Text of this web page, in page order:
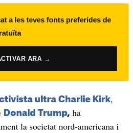
a les teves fonts preferides de
ARA →
ultra Charlie Kirk,
Donald Trump, ha
la societat nord-americana i